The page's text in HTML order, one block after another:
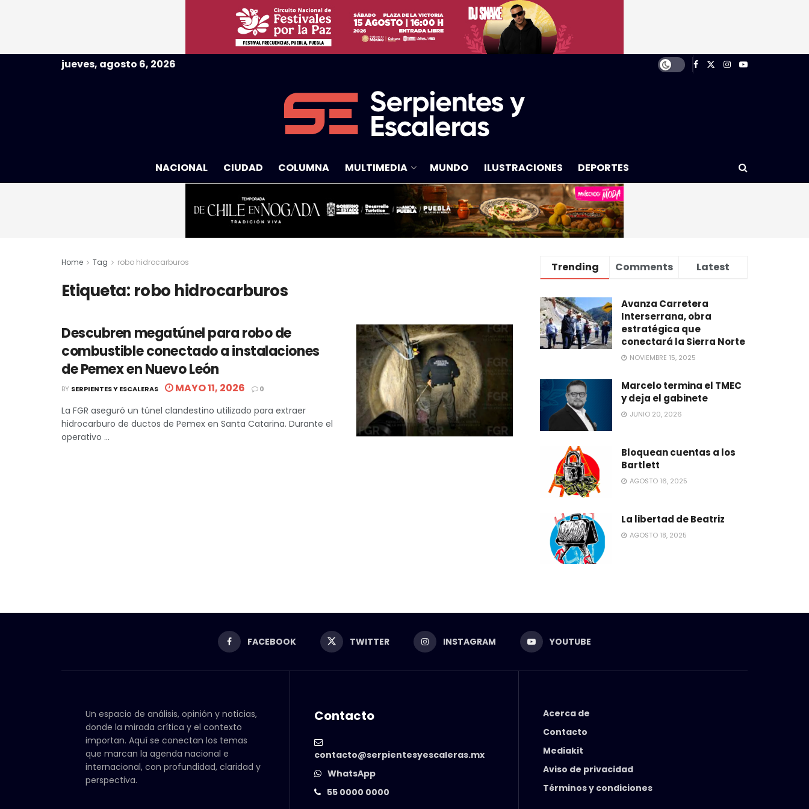
jueves, agosto 6, 2026
NACIONAL CIUDAD COLUMNA MULTIMEDIA MUNDO ILUSTRACIONES DEPORTES
Home Tag robo hidrocarburos
Etiqueta: robo hidrocarburos
Descubren megatúnel para robo de
combustible conectado a instalaciones
de Pemex en Nuevo León
BY SERPIENTES Y ESCALERAS MAYO 11, 2026 0
La FGR aseguró un túnel clandestino utilizado para extraer
hidrocarburo de ductos de Pemex en Santa Catarina. Durante el
operativo ...
Trending Comments Latest
Avanza Carretera
Interserrana, obra
estratégica que
conectará la Sierra Norte
NOVIEMBRE 15, 2025
Marcelo termina el TMEC
y deja el gabinete
JUNIO 20, 2026
Bloquean cuentas a los
Bartlett
AGOSTO 16, 2025
La libertad de Beatriz
AGOSTO 18, 2025
FACEBOOK TWITTER INSTAGRAM YOUTUBE
Un espacio de análisis, opinión y noticias,
donde la mirada crítica y el contexto
importan. Aquí se conectan los temas
que marcan la agenda nacional e
internacional, con profundidad, claridad y
perspectiva.
Contacto
contacto@serpientesyescaleras.mx
WhatsApp
55 0000 0000
Acerca de
Contacto
Mediakit
Aviso de privacidad
Términos y condiciones